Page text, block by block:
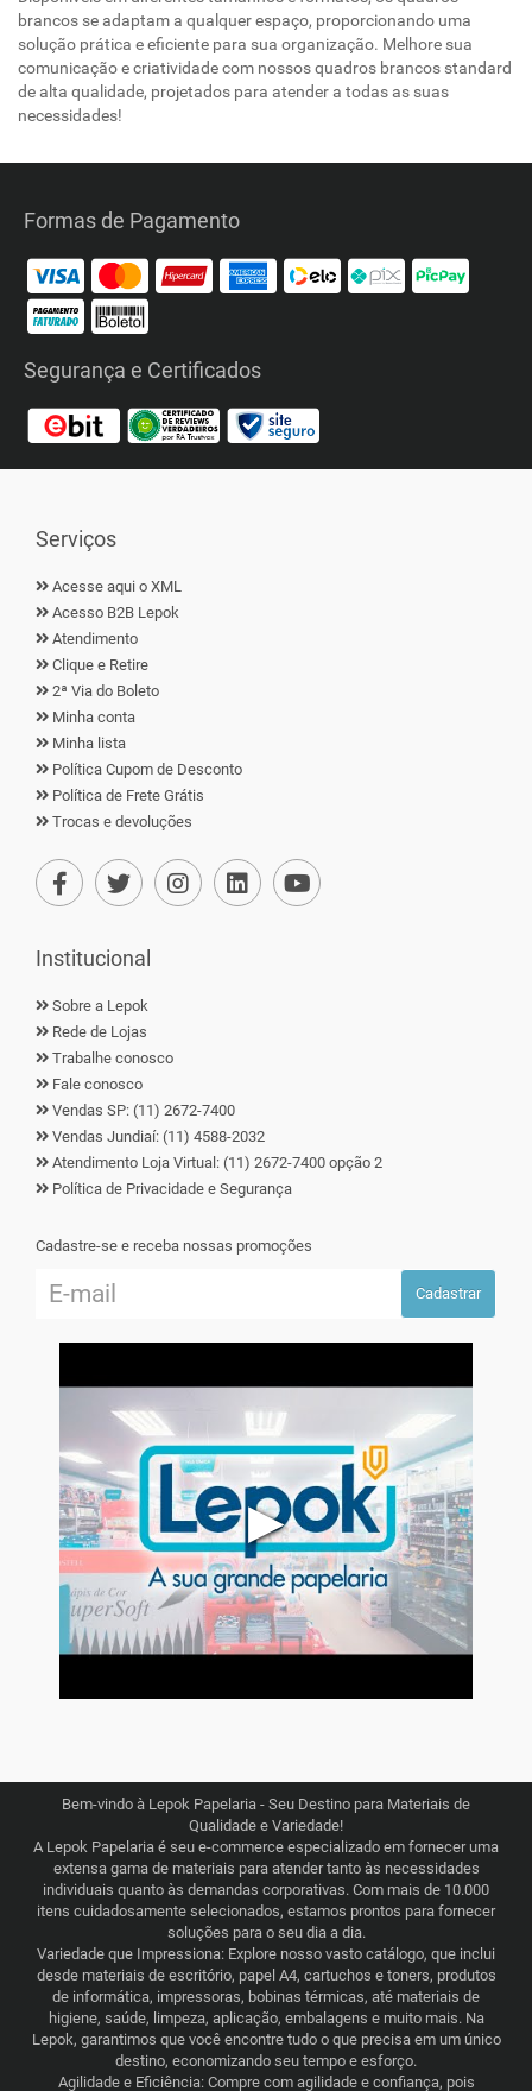
brancos se adaptam a qualquer espaço, proporcionando uma
solução prática e eficiente para sua organização. Melhore sua
comunicação e criatividade com nossos quadros brancos standard
de alta qualidade, projetados para atender a todas as suas
necessidades!
Formas de Pagamento
Segurança e Certificados
Serviços
Acesse aqui o XML
Acesso B2B Lepok
Atendimento
Clique e Retire
2ª Via do Boleto
Minha conta
Minha lista
Política Cupom de Desconto
Política de Frete Grátis
Trocas e devoluções
Institucional
Sobre a Lepok
Rede de Lojas
Trabalhe conosco
Fale conosco
Vendas SP: (11) 2672-7400
Vendas Jundiaí: (11) 4588-2032
Atendimento Loja Virtual: (11) 2672-7400 opção 2
Política de Privacidade e Segurança
Cadastre-se e receba nossas promoções
Cadastrar
▶
Bem-vindo à Lepok Papelaria - Seu Destino para Materiais de
Qualidade e Variedade!
A Lepok Papelaria é seu e-commerce especializado em fornecer uma
extensa gama de materiais para atender tanto às necessidades
individuais quanto às demandas corporativas. Com mais de 10.000
itens cuidadosamente selecionados, estamos prontos para fornecer
soluções para o seu dia a dia.
Variedade que Impressiona: Explore nosso vasto catálogo, que inclui
desde materiais de escritório, papel A4, cartuchos e toners, produtos
de informática, impressoras, bobinas térmicas, até materiais de
higiene, saúde, limpeza, aplicação, embalagens e muito mais. Na
Lepok, garantimos que você encontre tudo o que precisa em um único
destino, economizando seu tempo e esforço.
Agilidade e Eficiência: Compre com agilidade e confiança, pois